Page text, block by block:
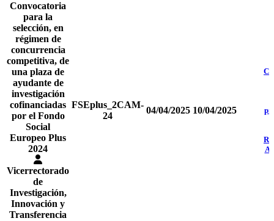
Convocatoria
para la
selección, en
régimen de
concurrencia
competitiva, de
una plaza de
ayudante de
investigación
cofinanciadas
por el Fondo
Social
Europeo Plus
2024
Vicerrectorado
de
Investigación,
Innovación y
Transferencia
FSEplus_2CAM-
24
04/04/2025 10/04/2025